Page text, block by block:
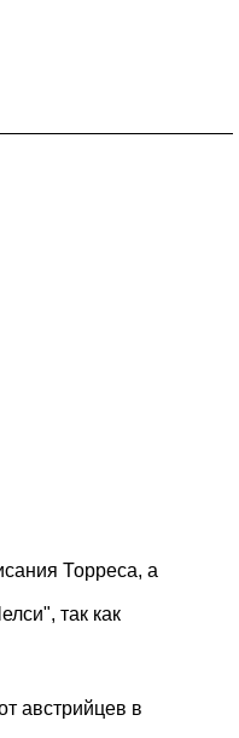
Торреса, а
так как
австрийцев в